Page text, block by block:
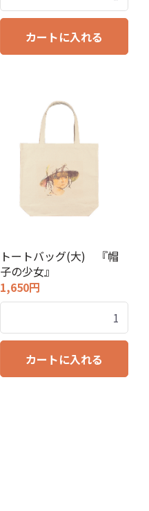
カートに入れる
トートバッグ(大) 『帽
子の少女』
1,650円
カートに入れる